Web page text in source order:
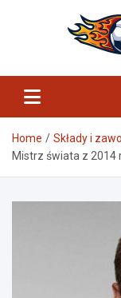
Home
Składy i
Mistrz świata z 2014